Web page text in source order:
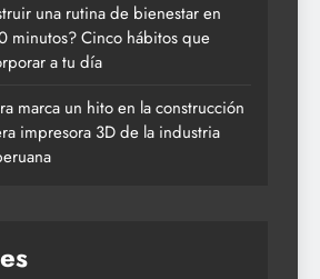
una rutina de bienestar en
minutos? Cinco hábitos que
a tu día
marca un hito en la construcción
impresora 3D de la industria